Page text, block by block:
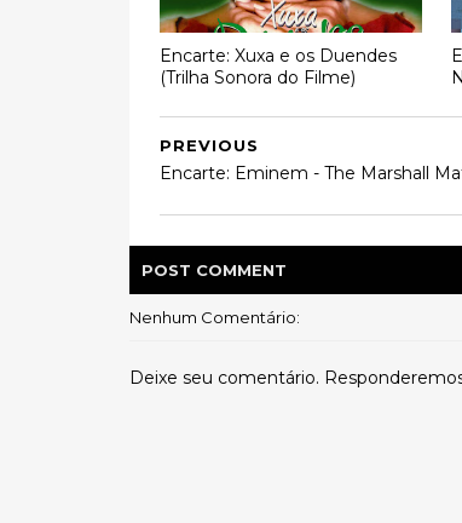
Encarte: Xuxa e os Duendes
(Trilha Sonora do Filme)
PREVIOUS
Encarte: Eminem - The Marshall
POST COMMENT
Nenhum Comentário:
Deixe seu comentário.